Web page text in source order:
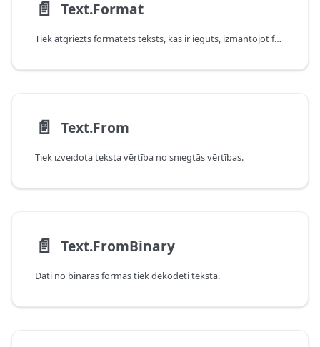
📄️ Text.Format
Tiek atgriezts formatēts teksts, kas ir iegūts, izmantojot formatējuma virkni un argumentus.
📄️ Text.From
Tiek izveidota teksta vērtība no sniegtās vērtības.
📄️ Text.FromBinary
Dati no bināras formas tiek dekodēti tekstā.